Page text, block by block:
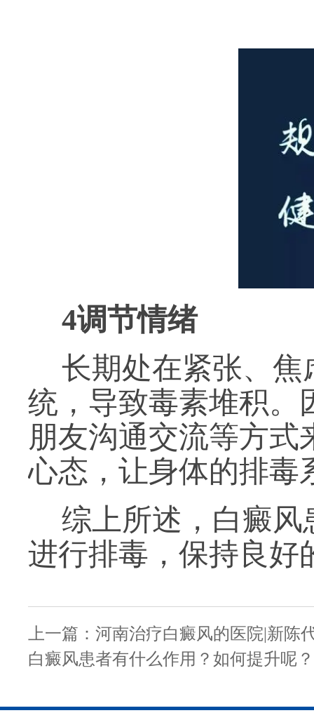
4调节情绪
长期处在紧张、
统，导致毒素堆积。
朋友沟通交流等方
心态，让身体的排毒
综上所述，白癜
进行排毒，保持良好
上一篇： 河南治疗白癜风的医院|新陈
白癜风患者有什么作用？如何提升呢？